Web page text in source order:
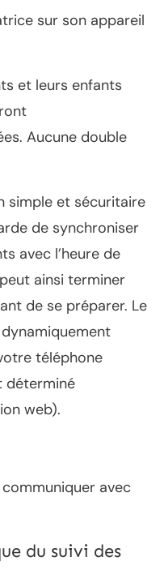
sur son appareil
et leurs enfants
Aucune double
simple et sécuritaire
de synchroniser
avec l’heure de
ainsi terminer
de se préparer. Le
téléphone
déterminé
web).
communiquer avec
du suivi des